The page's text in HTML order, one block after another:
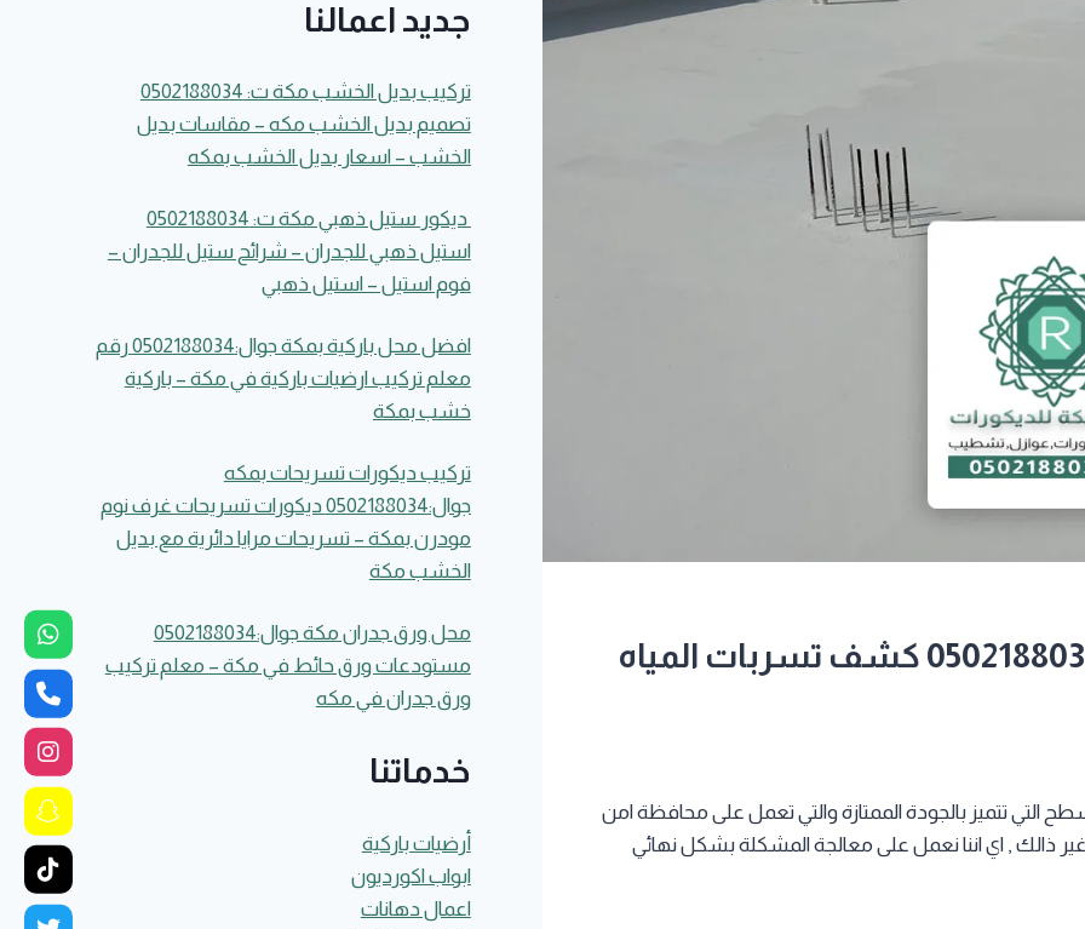
معلم عزل اسطح بمكة جوال:0502188034 كشف تسربات المياه
التي تتميز بالجودة الممتازة والتي تعمل على محافظة امن
ذالك , اي اننا نعمل على معالجة المشكلة بشكل نهائي
جديد اعمالنا
تركيب بديل الخشب مكة ت: 0502188034
تصميم بديل الخشب مكه – مقاسات بديل
الخشب – اسعار بديل الخشب بمكه
ديكور ستيل ذهبي مكة ت: 0502188034
استيل ذهبي للجدران – شرائح ستيل للجدران –
فوم استيل – استيل ذهبي
افضل محل باركية بمكة جوال:0502188034 رقم
معلم تركيب ارضيات باركية في مكة – باركية
خشب بمكة
تركيب ديكورات تسريحات بمكه
جوال:0502188034 ديكورات تسريحات غرف نوم
مودرن بمكة – تسريحات مرايا دائرية مع بديل
الخشب مكة
محل ورق جدران مكة جوال:0502188034
مستودعات ورق حائط في مكة – معلم تركيب
ورق جدران في مكه
خدماتنا
أرضيات باركية
ابواب اكورديون
اعمال دهانات